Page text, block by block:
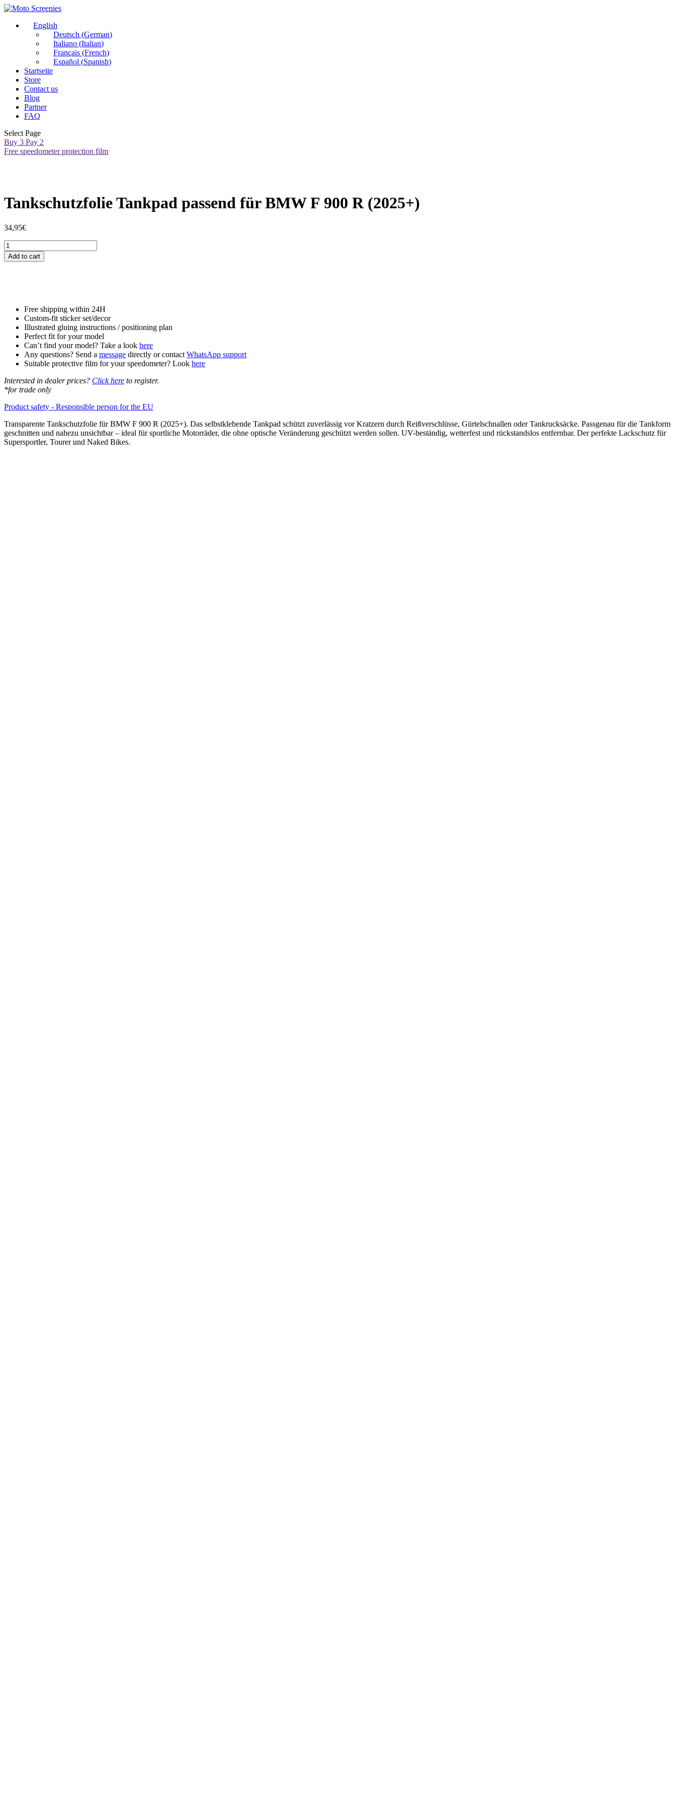
English
Deutsch (German)
Italiano (Italian)
Français (French)
Español (Spanish)
Startseite
Store
Contact us
Blog
Partner
FAQ
Select Page
Buy 3 Pay 2
Free speedometer protection film
Tankschutzfolie Tankpad passend für BMW F 900 R (2025+)
34,95€
Tankschutzfolie
Tankpad
passend
(2025+)
quantity
Add to cart
Free shipping within 24H
Custom-fit sticker set/decor
Illustrated gluing instructions / positioning plan
Perfect fit for your model
Can’t find your model? Take a look here
Any questions? Send a message directly or contact WhatsApp support
Suitable protective film for your speedometer? Look here
Interested in dealer prices? Click here to register.
*for trade only
Product safety - Responsible person for the EU
Transparente Tankschutzfolie für BMW F 900 R (2025+). Das selbstklebende Tankpad schützt zuverlässig vor Kratzern durch Reißverschlüsse, Gürtelschnallen oder Tankrucksäcke. Passgenau für die Tankform
geschnitten und nahezu unsichtbar – ideal für sportliche Motorräder, die ohne optische Veränderung geschützt werden sollen. UV-beständig, wetterfest und rückstandslos entfernbar. Der perfekte Lackschutz für
Supersportler, Tourer und Naked Bikes.